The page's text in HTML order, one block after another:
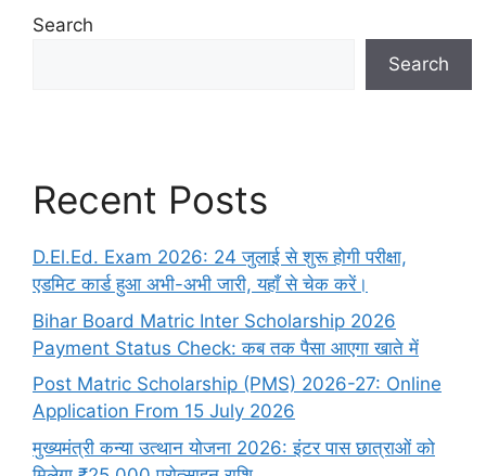
Search
Search
Recent Posts
D.El.Ed. Exam 2026: 24 जुलाई से शुरू होगी परीक्षा,
एडमिट कार्ड हुआ अभी-अभी जारी, यहाँ से चेक करें।
Bihar Board Matric Inter Scholarship 2026
Payment Status Check: कब तक पैसा आएगा खाते में
Post Matric Scholarship (PMS) 2026-27: Online
Application From 15 July 2026
मुख्यमंत्री कन्या उत्थान योजना 2026: इंटर पास छात्राओं को